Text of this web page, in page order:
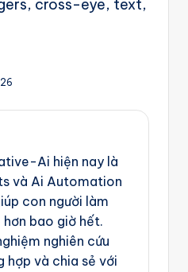
cross-eye, text,
Ai hiện nay là
và Ai Automation
con người làm
bao giờ hết.
nghiên cứu
hợp và chia sẻ với